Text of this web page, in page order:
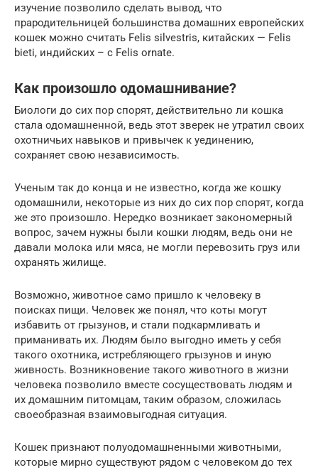
изучение позволило сделать вывод, что
прародительницей большинства домашних европейских
кошек можно считать Felis silvestris, китайских — Felis
bieti, индийских – с Felis ornate.
Как произошло одомашнивание?
Биологи до сих пор спорят, действительно ли кошка
стала одомашненной, ведь этот зверек не утратил своих
охотничьих навыков и привычек к уединению,
сохраняет свою независимость.
Ученым так до конца и не известно, когда же кошку
одомашнили, некоторые из них до сих пор спорят, когда
же это произошло. Нередко возникает закономерный
вопрос, зачем нужны были кошки людям, ведь они не
давали молока или мяса, не могли перевозить груз или
охранять жилище.
Возможно, животное само пришло к человеку в
поисках пищи. Человек же понял, что коты могут
избавить от грызунов, и стали подкармливать и
приманивать их. Людям было выгодно иметь у себя
такого охотника, истребляющего грызунов и иную
живность. Возникновение такого животного в жизни
человека позволило вместе сосуществовать людям и
их домашним питомцам, таким образом, сложилась
своеобразная взаимовыгодная ситуация.
Кошек признают полуодомашненными животными,
которые мирно существуют рядом с человеком до тех